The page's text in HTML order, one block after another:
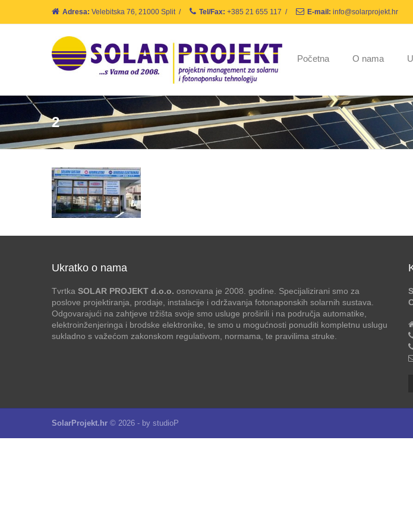
Adresa: Velebitska 76, 21000 Split / Tel/Fax: +385 21 655 117 / E-mail: info@solarprojekt.hr
Početna O nama
2
Ukratko o nama
Tvrtka SOLAR PROJEKT d.o.o. osnovana je 2008. godine. Specijalizirani smo za
poslove projektiranja, prodaje, instalacije i održavanja fotonaponskih solarnih sustava.
Odgovarajući na zahtjeve tržišta svoje smo usluge proširili i na područja automatike,
elektroinženjeringa i brodske elektronike, te smo u mogućnosti ponuditi kompletnu uslugu
sukladno s važećom zakonskom regulativom, normama, te pravilima struke.
SolarProjekt.hr © 2026 - by studioP